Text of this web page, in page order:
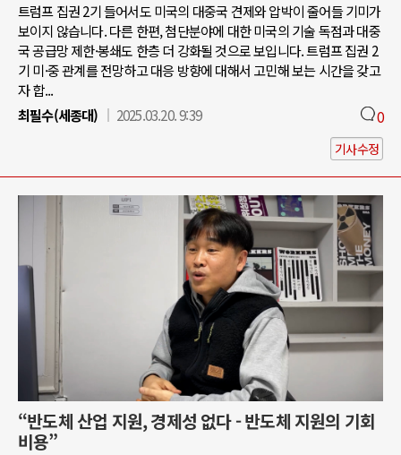
트럼프 집권 2기 들어서도 미국의 대중국 견제와 압박이 줄어들 기미가
보이지 않습니다. 다른 한편, 첨단분야에 대한 미국의 기술 독점과 대중
국 공급망 제한·봉쇄도 한층 더 강화될 것으로 보입니다. 트럼프 집권 2
기 미·중 관계를 전망하고 대응 방향에 대해서 고민해 보는 시간을 갖고
자 합...
최필수(세종대)
2025.03.20. 9:39 0
기사수정
“반도체 산업 지원, 경제성 없다 - 반도체 지원의 기회
비용”